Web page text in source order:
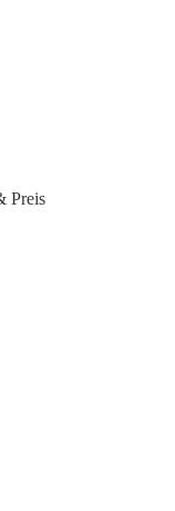
Preis